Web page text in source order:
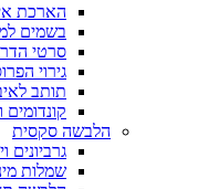
הארכת
בשמים
סרטי
גירוי
תותב
הלבשה סקסית
גרביונים
שמלות